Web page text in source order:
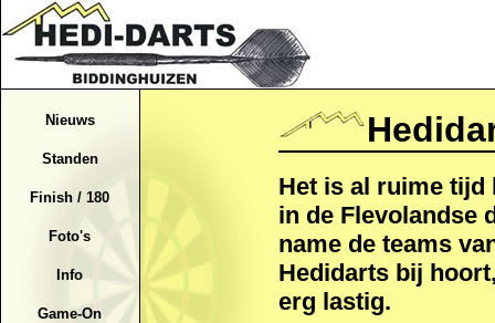
Nieuws
Standen
Finish / 180
Foto's
Info
Game-On
Het is al ruime tijd
in de Flevolandse
name de teams
Hedidarts bij
erg lastig.